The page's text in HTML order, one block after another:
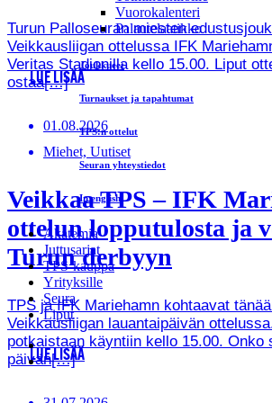
Vuorokalenteri
Palautelaatikko
Joukkueet
Turnaukset ja tapahtumat
TPS:n ottelut
Seuran yhteystiedot
In english
Akatemia
Juttusarjat
TPS-kauppa
Yrityksille
Seura
Liput
Turun Palloseuran miesten
Veikkausliigan ottelussa IFK
Veritas Stadionilla kello 15.00. Liput
ostaa[…]
LUE LISÄÄ
01.08.2026
Miehet, Uutiset
Veikkaa TPS – IFK
ottelun lopputulosta ja
Turun derbyyn
TPS ja IFK Mariehamn kohtaavat
Veikkausliigan lauantaipäivän
potkaistaan käyntiin kello 15.00. Onko
päivän[…]
LUE LISÄÄ